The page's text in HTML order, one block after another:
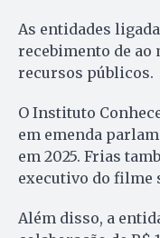
As entidades
recebimento de ao
recursos públicos.
O Instituto
em emenda
em 2025. Frias
executivo do filme
Além disso, a